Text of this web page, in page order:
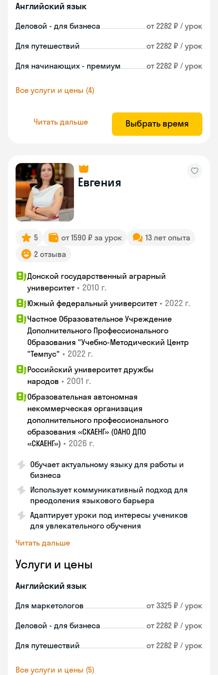
Английский язык
Деловой - для бизнеса от 2282 ₽ / урок
Для путешествий от 2282 ₽ / урок
Для начинающих - премиум от 2282 ₽ / урок
Все услуги и цены (4)
Читать дальше Выбрать время
Евгения
5 от 1590 ₽ за урок
13 лет опыта
2 отзыва
Донской государственный аграрный
университет • 2010 г.
Южный федеральный университет • 2022 г.
Частное Образовательное Учреждение
Дополнительного Профессионального
Образования "Учебно-Методический Центр
"Темпус" • 2022 г.
Российский университет дружбы
народов • 2001 г.
Образовательная автономная
некоммерческая организация
дополнительного профессионального
образования «СКАЕНГ» (ОАНО ДПО
«СКАЕНГ») • 2026 г.
Обучает актуальному языку для работы и
бизнеса
Использует коммуникативный подход для
преодоления языкового барьера
Адаптирует уроки под интересы учеников
для увлекательного обучения
Читать дальше
Услуги и цены
Английский язык
Для маркетологов от 3325 ₽ / урок
Деловой - для бизнеса от 2282 ₽ / урок
Для путешествий от 2282 ₽ / урок
Все услуги и цены (5)